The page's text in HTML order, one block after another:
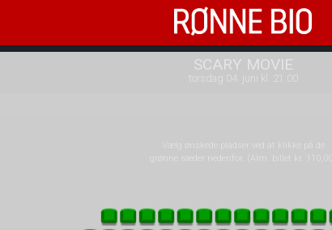
Rønne Bio
SCARY MOVIE
torsdag 04. juni kl. 21:00
Vælg ønskede pladser ved at klikke på de
grønne sæder nedenfor. (Alm. billet kr. 110,00)
1step-front02 075053